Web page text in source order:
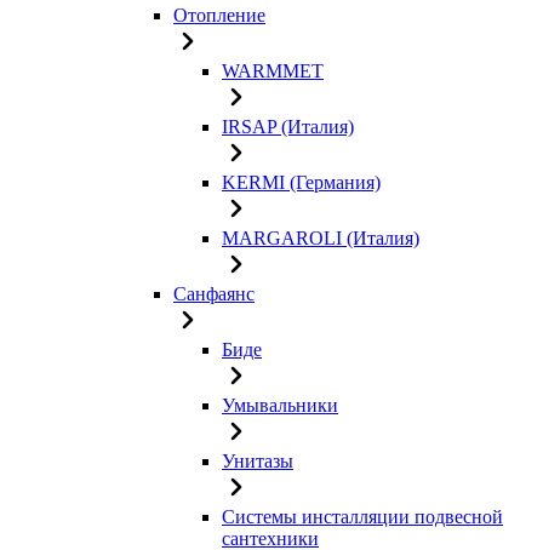
Отопление
WARMMET
IRSAP (Италия)
KERMI (Германия)
MARGAROLI (Италия)
Санфаянс
Биде
Умывальники
Унитазы
Системы инсталляции подвесной
сантехники